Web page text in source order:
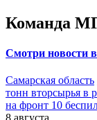
Команда
Смотри новости
Самарская область
тонн вторсырья в
на фронт 10